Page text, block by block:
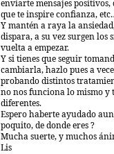
enviarte mensajes positivos,
que te inspire confianza,
Y mantén a raya la
dispara, a su vez surgen los
vuelta a empezar.
Y si tienes que seguir
cambiarla, hazlo pues a
probando distintos
no nos funciona lo mismo y
diferentes.
Espero haberte ayudado
poquito, de donde eres ?
Mucha suerte, y muchos
Lis